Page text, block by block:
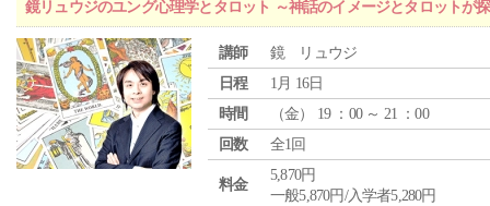
鏡リュウジのユング心理学とタロット ～神話のイメージとタロットが
講師
鏡 リュウジ
日程
1月 16日
時間
（金） 19 ：00 ～ 21 ：00
回数
全1回
料金
5,870円
一般5,870円/入学者5,280円